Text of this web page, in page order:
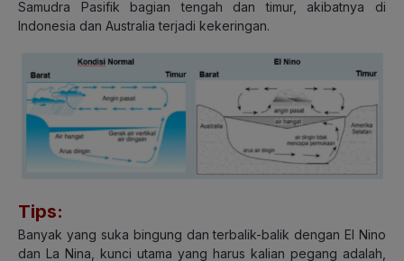
Samudra Pasifik bagian tengah dan timur, akibatnya di
Indonesia dan Australia terjadi kekeringan.
Tips:
Banyak yang suka bingung dan terbalik-balik dengan El Nino
dan La Nina, kunci utama yang harus kalian pegang adalah,